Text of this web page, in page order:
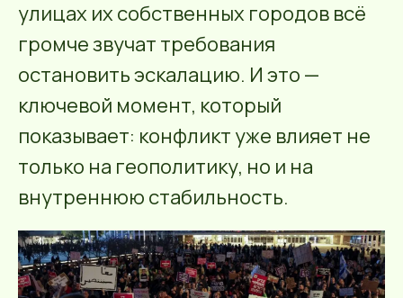
улицах их собственных городов всё
громче звучат требования
остановить эскалацию. И это —
ключевой момент, который
показывает: конфликт уже влияет не
только на геополитику, но и на
внутреннюю стабильность.